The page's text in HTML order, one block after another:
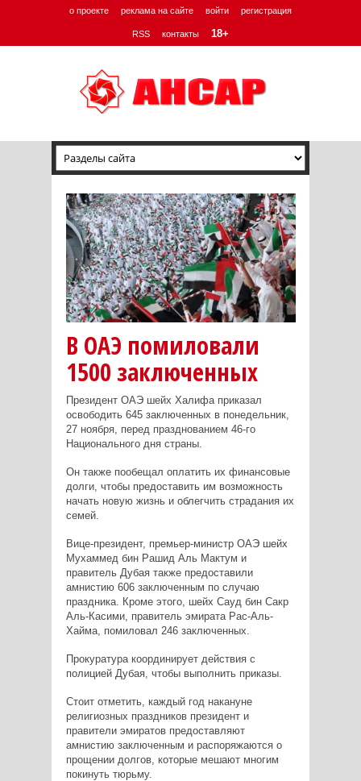
о проекте реклама на сайте войти регистрация
RSS контакты 18+
В ОАЭ помиловали
1500 заключенных
Президент ОАЭ шейх Халифа приказал
освободить 645 заключенных в понедельник,
27 ноября, перед празднованием 46-го
Национального дня страны.
Он также пообещал оплатить их финансовые
долги, чтобы предоставить им возможность
начать новую жизнь и облегчить страдания их
семей.
Вице-президент, премьер-министр ОАЭ шейх
Мухаммед бин Рашид Аль Мактум и
правитель Дубая также предоставили
амнистию 606 заключенным по случаю
праздника. Кроме этого, шейх Сауд бин Сакр
Аль-Касими, правитель эмирата Рас-Аль-
Хайма, помиловал 246 заключенных.
Прокуратура координирует действия с
полицией Дубая, чтобы выполнить приказы.
Стоит отметить, каждый год накануне
религиозных праздников президент и
правители эмиратов предоставляют
амнистию заключенным и распоряжаются о
прощении долгов, которые мешают многим
покинуть тюрьму.